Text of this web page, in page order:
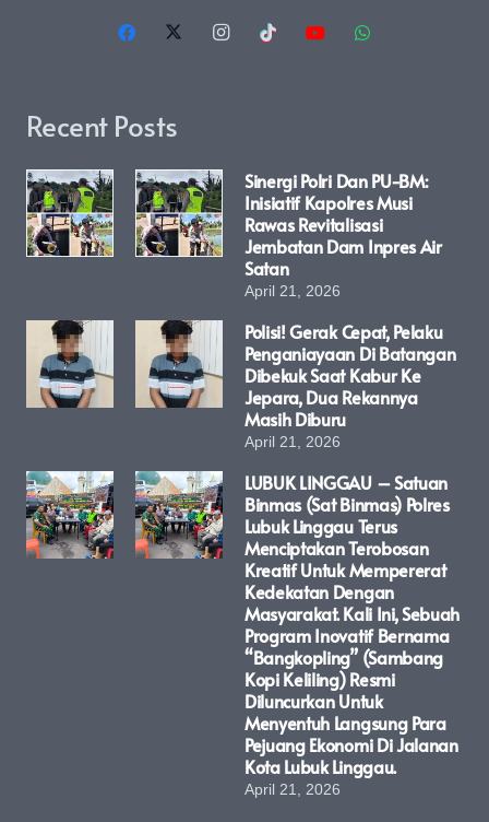
Recent Posts
Sinergi Polri Dan PU-BM:
Inisiatif Kapolres Musi
Rawas Revitalisasi
Jembatan Dam Inpres Air
Satan
April 21, 2026
Polisi! Gerak Cepat, Pelaku
Penganiayaan Di Batangan
Dibekuk Saat Kabur Ke
Jepara, Dua Rekannya
Masih Diburu
April 21, 2026
LUBUK LINGGAU – Satuan
Binmas (Sat Binmas) Polres
Lubuk Linggau Terus
Menciptakan Terobosan
Kreatif Untuk Mempererat
Kedekatan Dengan
Masyarakat. Kali Ini, Sebuah
Program Inovatif Bernama
“Bangkopling” (Sambang
Kopi Keliling) Resmi
Diluncurkan Untuk
Menyentuh Langsung Para
Pejuang Ekonomi Di Jalanan
Kota Lubuk Linggau.
April 21, 2026